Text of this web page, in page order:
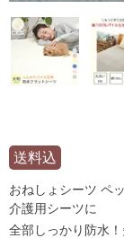
送料込
おねしょシーツ ペ
介護用シーツに
全部しっかり防水